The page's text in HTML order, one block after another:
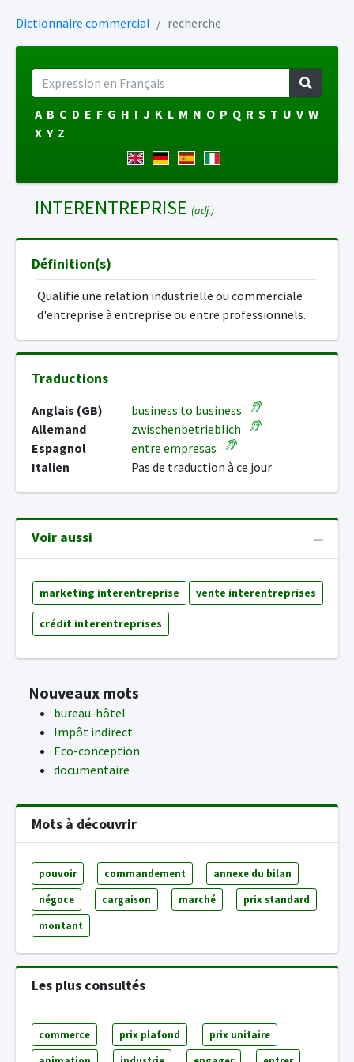
Dictionnaire commercial recherche
A B C D E F G H I J K L M N O P Q R S T U V W
X Y Z
INTERENTREPRISE (adj.)
Définition(s)
Qualifie une relation industrielle ou commerciale
d'entreprise à entreprise ou entre professionnels.
Traductions
Anglais (GB)
business to business
Allemand
zwischenbetrieblich
Espagnol
entre empresas
Italien
Pas de traduction à ce jour
Voir aussi
marketing interentreprise vente interentreprises
crédit interentreprises
Nouveaux mots
bureau-hôtel
Impôt indirect
Eco-conception
documentaire
Mots à découvrir
pouvoir commandement annexe du bilan
négoce cargaison marché prix standard
montant
Les plus consultés
commerce prix plafond prix unitaire